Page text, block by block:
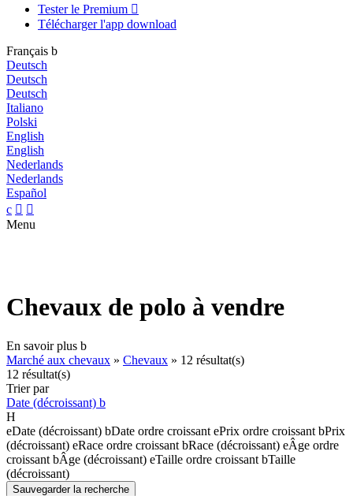
Tester le Premium 
Télécharger l'app download
Français b
Deutsch
Deutsch
Deutsch
Italiano
Polski
English
English
Nederlands
Nederlands
Español
c  
Menu
Chevaux de polo à vendre
En savoir plus b
Marché aux chevaux » Chevaux » 12 résultat(s)
12 résultat(s)
Trier par
Date (décroissant) b
H
eDate (décroissant) bDate ordre croissant ePrix ordre croissant bPrix
(décroissant) eRace ordre croissant bRace (décroissant) eÂge ordre
croissant bÂge (décroissant) eTaille ordre croissant bTaille
(décroissant)
Sauvegarder la recherche